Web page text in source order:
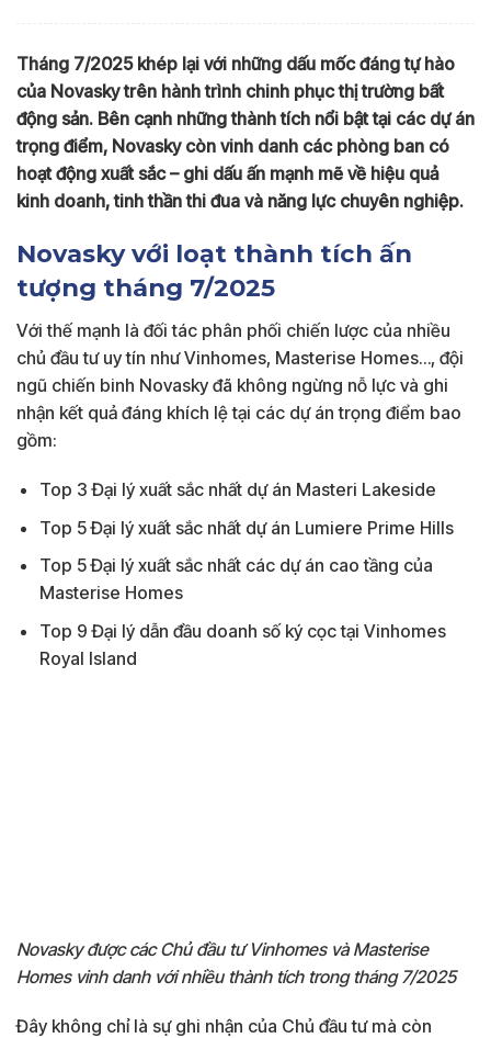
Tháng 7/2025 khép lại với những dấu mốc đáng tự hào
của Novasky trên hành trình chinh phục thị trường bất
động sản. Bên cạnh những thành tích nổi bật tại các dự án
trọng điểm, Novasky còn vinh danh các phòng ban có
hoạt động xuất sắc – ghi dấu ấn mạnh mẽ về hiệu quả
kinh doanh, tinh thần thi đua và năng lực chuyên nghiệp.
Novasky với loạt thành tích ấn
tượng tháng 7/2025
Với thế mạnh là đối tác phân phối chiến lược của nhiều
chủ đầu tư uy tín như Vinhomes, Masterise Homes…, đội
ngũ chiến binh Novasky đã không ngừng nỗ lực và ghi
nhận kết quả đáng khích lệ tại các dự án trọng điểm bao
gồm:
Top 3 Đại lý xuất sắc nhất dự án Masteri Lakeside
Top 5 Đại lý xuất sắc nhất dự án Lumiere Prime Hills
Top 5 Đại lý xuất sắc nhất các dự án cao tầng của
Masterise Homes
Top 9 Đại lý dẫn đầu doanh số ký cọc tại Vinhomes
Royal Island
Novasky được các Chủ đầu tư Vinhomes và Masterise
Homes vinh danh với nhiều thành tích trong tháng 7/2025
Đây không chỉ là sự ghi nhận của Chủ đầu tư mà còn